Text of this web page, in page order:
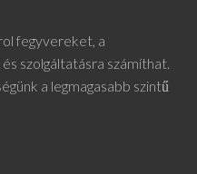
fegyvereket, a
szolgáltatásra számíthat.
a legmagasabb szintű